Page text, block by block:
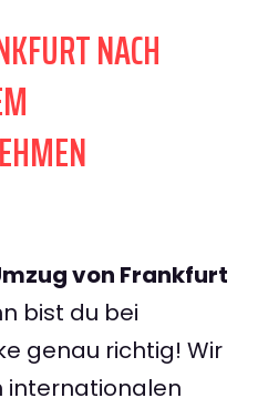
NACH
von Frankfurt
bist du bei
genau richtig! Wir
internationalen